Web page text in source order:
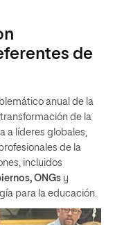
de
anual de la
de la
a líderes globales,
de la
incluidos
ONGs y
para la educación.